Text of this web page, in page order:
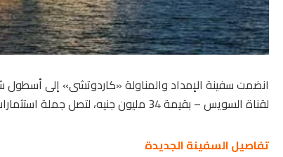
انضمت سفينة الإمداد والمناولة «كاردوتشى» إلى أسطول
لقناة السويس – بقيمة 34 مليون جنيه، لتصل جملة استثمارات الشركة في الأسطول البحري التابع لها إلى 75 مليون جنيه.
تفاصيل السفينة الجديدة